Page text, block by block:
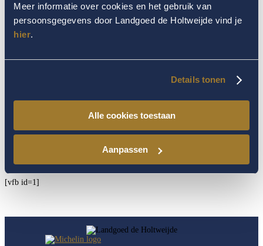
Meer informatie over cookies en het gebruik van
persoonsgegevens door Landgoed de Holtweijde vind je
hier.
Details tonen
Alle cookies toestaan
Aanpassen
OP DE HOOGTE BLIJVEN
VAN HET LAATSTE NIEUWS?
Schrijf je dan hieronder in voor onze nieuwsbrief en ontvang
aanbiedingen, tips en het laatste nieuws!
[vfb id=1]